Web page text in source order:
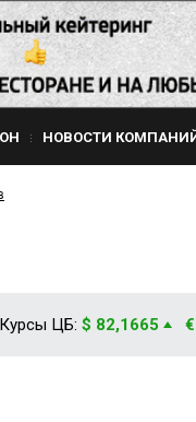
НОВОСТИ
Курсы ЦБ: $ 82,1665